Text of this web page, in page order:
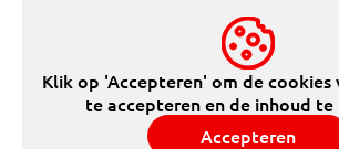
Klik op 'Accepteren' om de cookies
te accepteren en de inhoud te
Accepteren